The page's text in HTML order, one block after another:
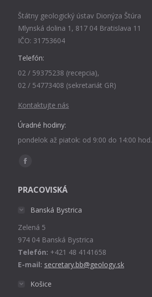
Štátny geologický ústav Dionýza Štúra
Mlynská dolina 1, 817 04 Bratislava 11
IČO: 31753604
Telefón:
02 / 59375238 (recepcia),
02 / 54773408 (sekretariát GR)
Kontaktujte nás
Úradné hodiny:
pondelok až piatok: od 9:00 do 14:00 hod.
Find us on:
Facebook
opens
window
PRACOVISKÁ
Banská Bystrica
Zelená 5
974 04 Banská Bystrica
Telefón: +421 48 4141658
E-mail: secretary.bb@geology.sk
Košice